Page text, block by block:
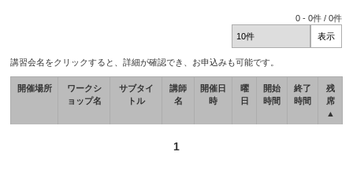
0 -0件 /0件
講習会名をクリックすると、詳細が確認でき、お申込みも可能です。
開催場所
ワークシ
ョップ名
サブタイ
トル
講師
名
開催日
時
曜
日
開始
時間
終了
時間
残
席
▲
1